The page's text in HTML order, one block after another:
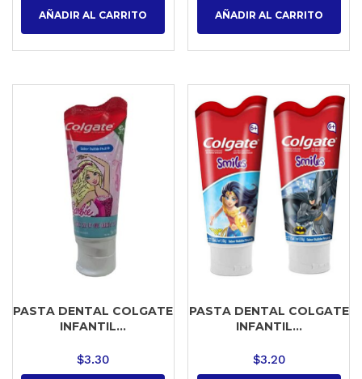
AÑADIR AL CARRITO AÑADIR AL CARRITO
PASTA DENTAL COLGATE
INFANTIL...
$3.30
PASTA DENTAL COLGATE
INFANTIL...
$3.20